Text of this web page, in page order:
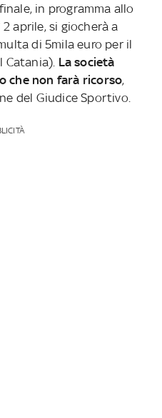
in programma allo
aprile, si giocherà a
di 5mila euro per il
Catania). La società
che non farà ricorso,
del Giudice Sportivo.